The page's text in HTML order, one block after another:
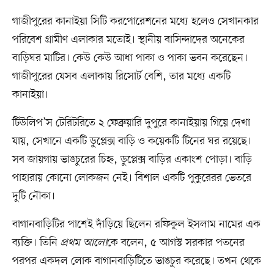
গাজীপুরের কানাইয়া সিটি করপোরেশনের মধ্যে হলেও সেখানকার
পরিবেশ গ্রামীণ এলাকার মতোই। স্থানীয় বাসিন্দাদের অনেকের
বাড়িঘর মাটির। কেউ কেউ আধা পাকা ও পাকা ভবন করেছেন।
গাজীপুরের যেসব এলাকায় রিসোর্ট বেশি, তার মধ্যে একটি
কানাইয়া।
টিউলিপ’স টেরিটরিতে ২ ফেব্রুয়ারি দুপুরে কানাইয়ায় গিয়ে দেখা
যায়, সেখানে একটি ডুপ্লেক্স বাড়ি ও কয়েকটি টিনের ঘর রয়েছে।
সব জায়গায় ভাঙচুরের চিহ্ন, ডুপ্লেক্স বাড়ির একাংশ পোড়া। বাড়ি
পাহারায় কোনো লোকজন নেই। বিশাল একটি পুকুরেরর ভেতরে
দুটি নৌকা।
বাগানবাড়িটির পাশেই দাঁড়িয়ে ছিলেন রফিকুল ইসলাম নামের এক
ব্যক্তি। তিনি প্রথম আলোকে বলেন, ৫ আগস্ট সরকার পতনের
পরপর একদল লোক বাগানবাড়িটিতে ভাঙচুর করেছে। তখন থেকে